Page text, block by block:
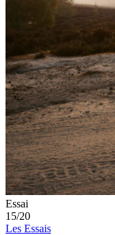
Essai
15/20
Les Essais